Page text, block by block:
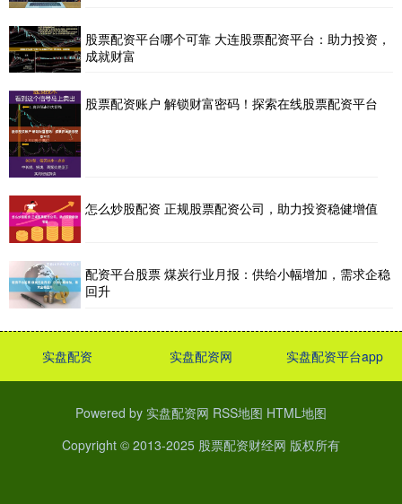
股票配资平台哪个可靠 大连股票配资平台：助力投资，
成就财富
股票配资账户 解锁财富密码！探索在线股票配资平台
怎么炒股配资 正规股票配资公司，助力投资稳健增值
配资平台股票 煤炭行业月报：供给小幅增加，需求企稳
回升
实盘配资 实盘配资网 实盘配资平台app
Powered by 实盘配资网 RSS地图 HTML地图
Copyright © 2013-2025 股票配资财经网 版权所有